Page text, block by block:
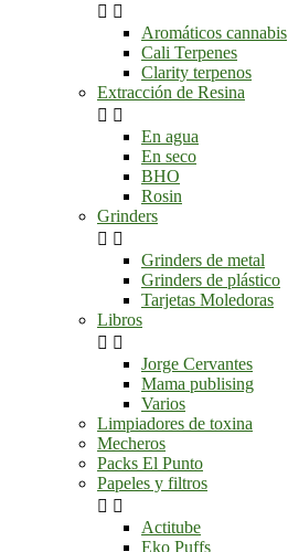
 
Aromáticos cannabis
Cali Terpenes
Clarity terpenos
Extracción de Resina
 
En agua
En seco
BHO
Rosin
Grinders
 
Grinders de metal
Grinders de plástico
Tarjetas Moledoras
Libros
 
Jorge Cervantes
Mama publising
Varios
Limpiadores de toxina
Mecheros
Packs El Punto
Papeles y filtros
 
Actitube
Eko Puffs